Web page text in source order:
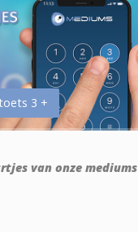
3 +
van onze mediums